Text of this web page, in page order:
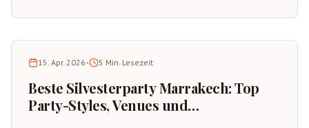
15. Apr. 2026• 5 Min. Lesezeit
Beste Silvesterparty Marrakech: Top
Party-Styles, Venues und